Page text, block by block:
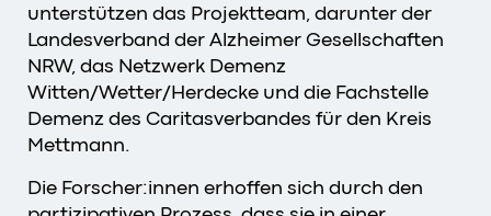
unterstützen das Projektteam, darunter der
Landesverband der Alzheimer Gesellschaften
NRW, das Netzwerk Demenz
Witten/Wetter/Herdecke und die Fachstelle
Demenz des Caritasverbandes für den Kreis
Mettmann.
Die Forscher:innen erhoffen sich durch den